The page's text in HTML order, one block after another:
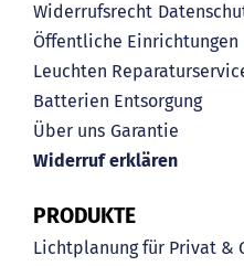
Widerrufsrecht
Öffentliche Einrichtungen
Leuchten
Batterien Entsorgung
Über uns Garantie
Widerruf erklären
PRODUKTE
Lichtplanung für Privat &